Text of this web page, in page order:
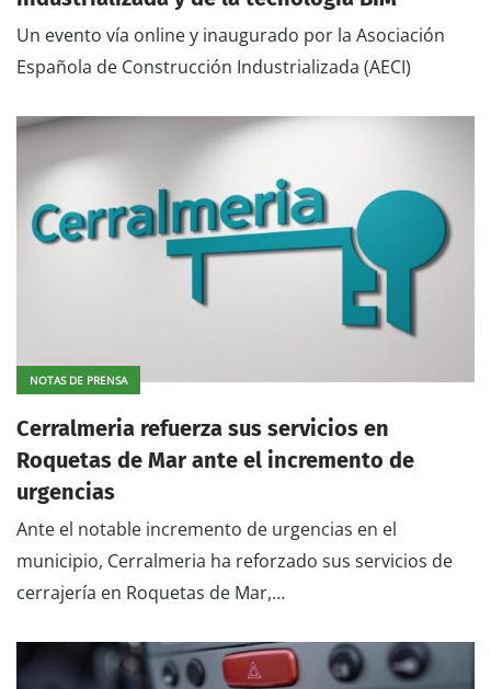
Un evento vía online y inaugurado por la Asociación
Española de Construcción Industrializada (AECI)
NOTAS DE PRENSA
Cerralmeria refuerza sus servicios en
Roquetas de Mar ante el incremento de
urgencias
Ante el notable incremento de urgencias en el
municipio, Cerralmeria ha reforzado sus servicios de
cerrajería en Roquetas de Mar,…